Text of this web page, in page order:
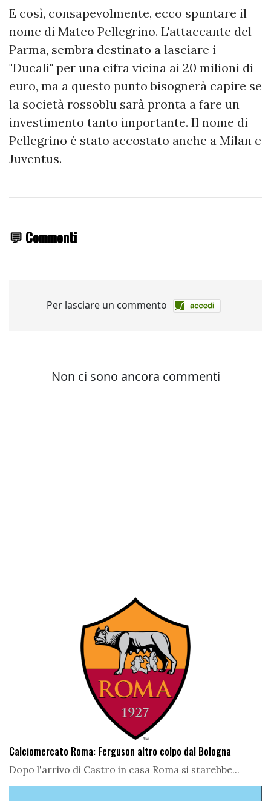
E così, consapevolmente, ecco spuntare il
nome di Mateo Pellegrino. L'attaccante del
Parma, sembra destinato a lasciare i
"Ducali" per una cifra vicina ai 20 milioni di
euro, ma a questo punto bisognerà capire se
la società rossoblu sarà pronta a fare un
investimento tanto importante. Il nome di
Pellegrino è stato accostato anche a Milan e
Juventus.
💬 Commenti
Calciomercato Roma: Ferguson altro colpo dal Bologna
Dopo l'arrivo di Castro in casa Roma si starebbe...